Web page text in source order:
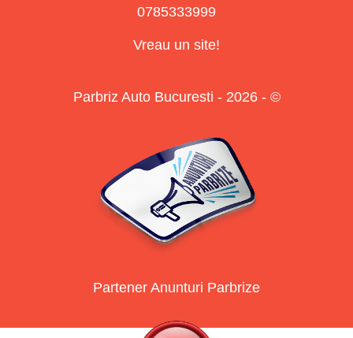
0785333999
Vreau un site!
Parbriz Auto Bucuresti - 2026 - ©
Partener Anunturi Parbrize